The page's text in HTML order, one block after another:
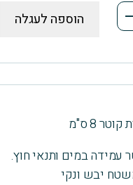
הוספה לעגלה
עמידה במים ותנאי חוץ.
יבש ונקי